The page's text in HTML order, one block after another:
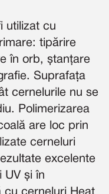
utilizat cu
tipărire
în orb, ștanțare
Suprafața
cernelurile nu se
Polimerizarea
are loc prin
cerneluri
excelente
UV și în